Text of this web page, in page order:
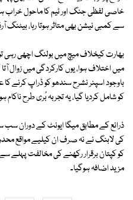
خاصی لفظی جنگ اور ٹیم کا ماحول خراب
سے کمبی نیشن بھی متاثر ہوتا رہا، بیٹنگ
بھارت کیخلاف میچ میں بولنگ اچھی رہی
میں اختلاف ہوا، یوں کارکردگی میں زوال
کو شامل کردیا گیا، یہ تجربہ بُری طرح ناکام
ذرائع کے مطابق میگا ایونٹ کے دوران سب
کی لابنگ نے نہ صرف ان کیلیے مواقع
کو کپتان برقرار رکھنے کی مخالفت پہلے
مزید اضافہ ہوگیا۔